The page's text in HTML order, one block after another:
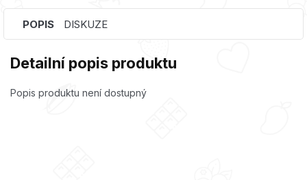
POPIS DISKUZE
Detailní popis produktu
Popis produktu není dostupný